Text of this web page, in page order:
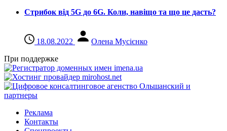
Стрибок від 5G до 6G. Коли, навіщо та що це даcть?
18.08.2022
Олена Мусієнко
При поддержке
Реклама
Контакты